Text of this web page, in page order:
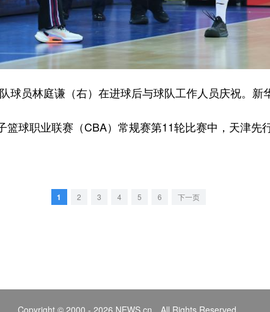
球员林庭谦（右）在进球后与球队工作人员庆祝。新
球职业联赛（CBA）常规赛第11轮比赛中，天津先
1 2 3 4 5 6 下一页
Copyright © 2000 - 2026 NEWS.cn All Rights Reserved.